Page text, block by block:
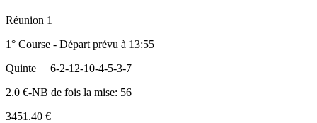
Réunion 1
1° Course - Départ prévu à 13:55
Quinte
6-2-12-10-4-5-3-7
2.0 €-NB de fois la mise: 56
3451.40 €